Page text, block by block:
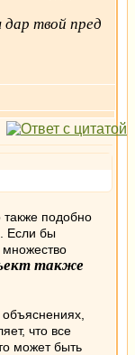
твой пред
также подобно
Если бы
множество
также
что все
может быть